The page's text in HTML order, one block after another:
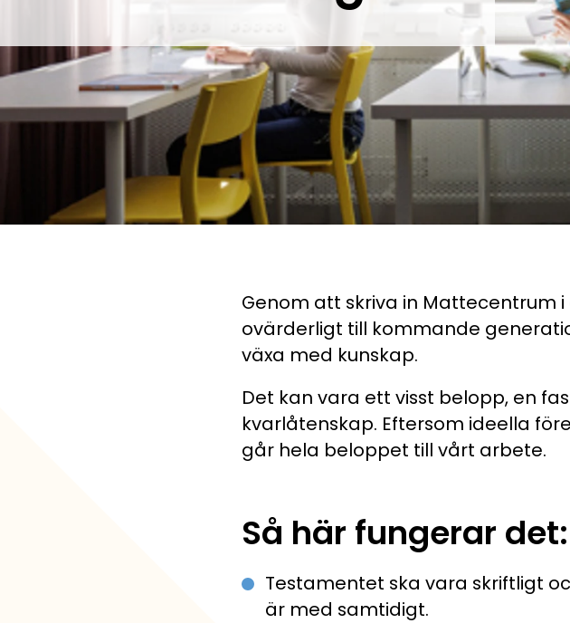
Pluggakuten, Formelsamlingen,
Matteninja
Lekfullt spelkoncept för åk. 5-7
Jobba med oss och gör skillnad för unga.
Genom att skriva in
ovärderligt till kommande
växa med kunskap.
Det kan vara ett visst belopp, en
kvarlåtenskap. Eftersom ideella
går hela beloppet till vårt arbete.
Så här fungerar det:
Testamentet ska vara skriftligt
är med samtidigt.